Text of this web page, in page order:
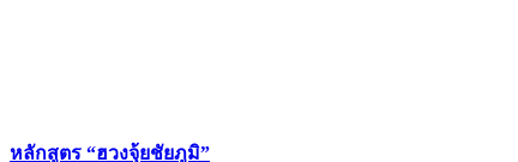
หลักสูตร “ฮวงจุ้ยชัยภูมิ”